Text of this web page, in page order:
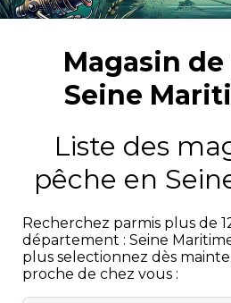
Magasin
Seine
Liste des
pêche en
Recherchez parmis plus de
département : Seine
plus selectionnez dès
proche de chez vous :